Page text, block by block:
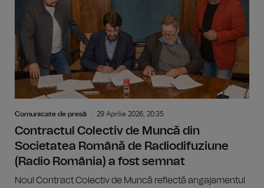
Comunicate de presă 29 Aprilie 2026, 20:35
Contractul Colectiv de Muncă din
Societatea Română de Radiodifuziune
(Radio România) a fost semnat
Noul Contract Colectiv de Muncă reflectă angajamentul